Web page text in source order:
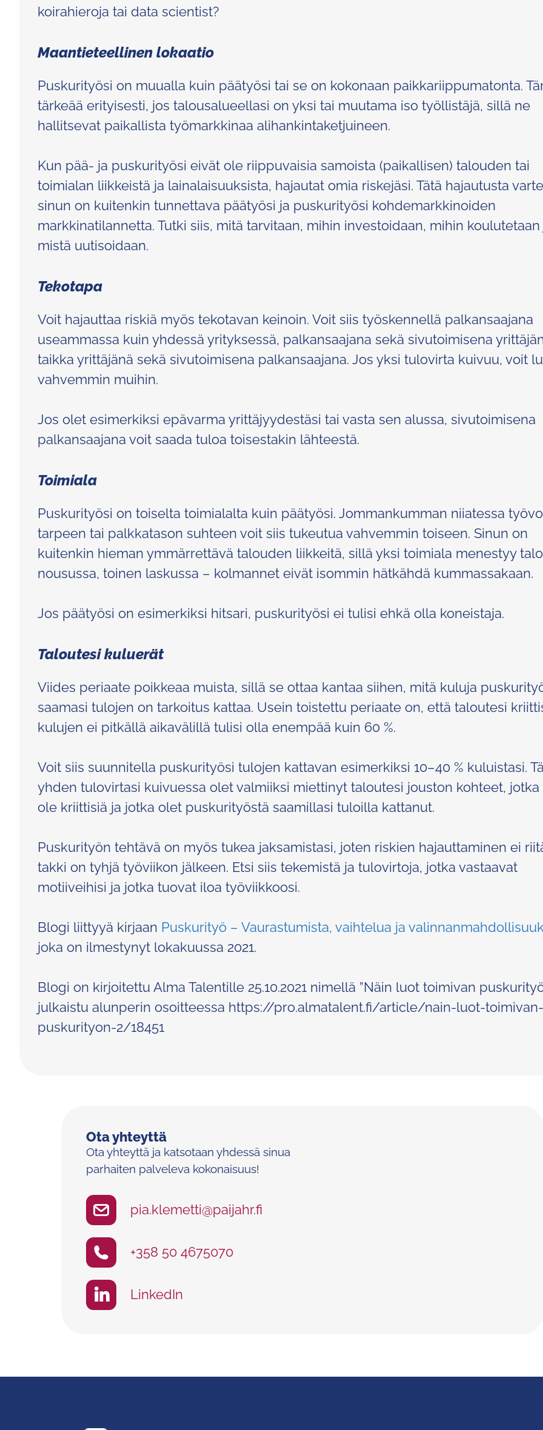
koirahieroja tai data scientist?
Maantieteellinen lokaatio
Puskurityösi on muualla kuin päätyösi tai se on kokonaan paikkariippumatonta.
tärkeää erityisesti, jos talousalueellasi on yksi tai muutama iso työllistäjä, sillä ne
hallitsevat paikallista työmarkkinaa alihankintaketjuineen.
Kun pää- ja puskurityösi eivät ole riippuvaisia samoista (paikallisen) talouden tai
toimialan liikkeistä ja lainalaisuuksista, hajautat omia riskejäsi. Tätä hajautusta
sinun on kuitenkin tunnettava päätyösi ja puskurityösi kohdemarkkinoiden
markkinatilannetta. Tutki siis, mitä tarvitaan, mihin investoidaan, mihin koulutetaan
mistä uutisoidaan.
Tekotapa
Voit hajauttaa riskiä myös tekotavan keinoin. Voit siis työskennellä palkansaajana
useammassa kuin yhdessä yrityksessä, palkansaajana sekä sivutoimisena
taikka yrittäjänä sekä sivutoimisena palkansaajana. Jos yksi tulovirta kuivuu, voit
vahvemmin muihin.
Jos olet esimerkiksi epävarma yrittäjyydestäsi tai vasta sen alussa, sivutoimisena
palkansaajana voit saada tuloa toisestakin lähteestä.
Toimiala
Puskurityösi on toiselta toimialalta kuin päätyösi. Jommankumman niiatessa
tarpeen tai palkkatason suhteen voit siis tukeutua vahvemmin toiseen. Sinun on
kuitenkin hieman ymmärrettävä talouden liikkeitä, sillä yksi toimiala menestyy
nousussa, toinen laskussa – kolmannet eivät isommin hätkähdä kummassakaan.
Jos päätyösi on esimerkiksi hitsari, puskurityösi ei tulisi ehkä olla koneistaja.
Taloutesi kuluerät
Viides periaate poikkeaa muista, sillä se ottaa kantaa siihen, mitä kuluja
saamasi tulojen on tarkoitus kattaa. Usein toistettu periaate on, että taloutesi
kulujen ei pitkällä aikavälillä tulisi olla enempää kuin 60 %.
Voit siis suunnitella puskurityösi tulojen kattavan esimerkiksi 10–40 % kuluistasi.
yhden tulovirtasi kuivuessa olet valmiiksi miettinyt taloutesi jouston kohteet, jotka
ole kriittisiä ja jotka olet puskurityöstä saamillasi tuloilla kattanut.
Puskurityön tehtävä on myös tukea jaksamistasi, joten riskien hajauttaminen ei
takki on tyhjä työviikon jälkeen. Etsi siis tekemistä ja tulovirtoja, jotka vastaavat
motiiveihisi ja jotka tuovat iloa työviikkoosi.
Blogi liittyyä kirjaan Puskurityö – Vaurastumista, vaihtelua ja
joka on ilmestynyt lokakuussa 2021.
Blogi on kirjoitettu Alma Talentille 25.10.2021 nimellä ”Näin luot toimivan
julkaistu alunperin osoitteessa https://pro.almatalent.fi/article/nain-luot-toimivan-
puskurityon-2/18451
Ota yhteyttä
Ota yhteyttä ja katsotaan yhdessä sinua
parhaiten palveleva kokonaisuus!
pia.klemetti@paijahr.fi
+358 50 4675070
LinkedIn